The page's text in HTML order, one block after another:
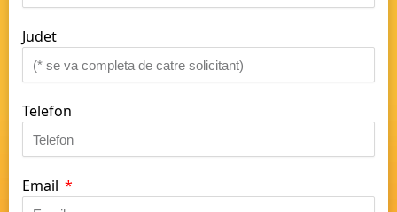
Judet
Telefon
Email